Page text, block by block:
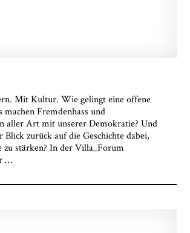
Mit Kultur. Wie gelingt eine offene
machen Fremdenhass und
aller Art mit unserer Demokratie? Und
zurück auf die Geschichte dabei,
zu stärken? In der Villa_Forum
…